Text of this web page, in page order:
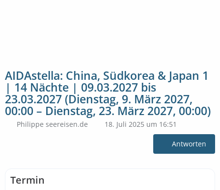
AIDAstella: China, Südkorea & Japan 1
| 14 Nächte | 09.03.2027 bis
23.03.2027 (Dienstag, 9. März 2027,
00:00 – Dienstag, 23. März 2027, 00:00)
Philippe seereisen.de 18. Juli 2025 um 16:51
Antworten
Termin